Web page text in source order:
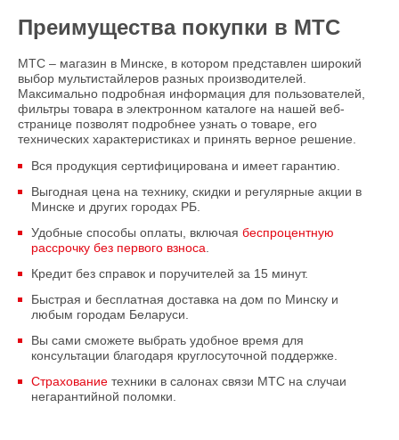
Преимущества покупки в МТС
МТС – магазин в Минске, в котором представлен широкий
выбор мультистайлеров разных производителей.
Максимально подробная информация для пользователей,
фильтры товара в электронном каталоге на нашей веб-
странице позволят подробнее узнать о товаре, его
технических характеристиках и принять верное решение.
Вся продукция сертифицирована и имеет гарантию.
Выгодная цена на технику, скидки и регулярные акции в
Минске и других городах РБ.
Удобные способы оплаты, включая беспроцентную
рассрочку без первого взноса
Кредит без справок и поручителей за 15 минут.
Быстрая и бесплатная доставка на дом по Минску и
любым городам Беларуси.
Вы сами сможете выбрать удобное время для
консультации благодаря круглосуточной поддержке.
Страхование техники в салонах связи МТС на случаи
негарантийной поломки.